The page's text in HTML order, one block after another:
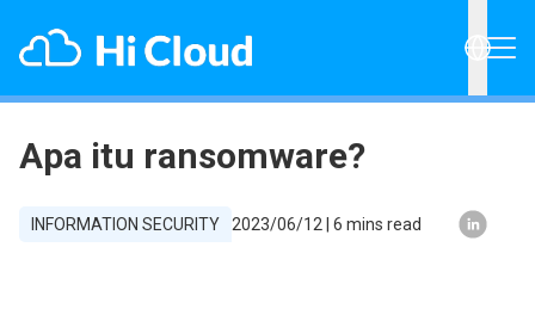
Apa itu ransomware?
INFORMATION SECURITY 2023/06/12 6 mins read